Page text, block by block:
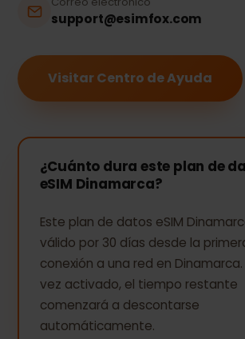
support@esimfox.com
Visitar Centro de Ayuda
¿Cuánto dura este plan de
eSIM Dinamarca?
Este plan de datos eSIM
válido por 30 días desde la
conexión a una red en Dinamarca.
vez activado, el tiempo restante
comenzará a descontarse
automáticamente.